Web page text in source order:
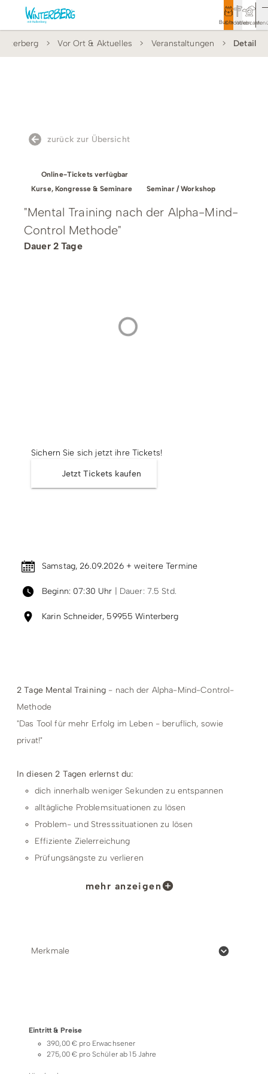
Buchen
Entdecken
Webcam
Tourismus Rathaus
Service & Kontakt
Veranstaltungen
Wandern
Vor Ort & Aktuelles Veranstaltungen Detail
zurück zur Übersicht
Online-Tickets verfügbar
Kurse, Kongresse & Seminare
Seminar / Workshop
"Mental Training nach der Alpha-Mind-
Control Methode"
Dauer 2 Tage
Sichern Sie sich jetzt ihre Tickets!
Jetzt Tickets kaufen
Samstag, 26.09.2026 + weitere Termine
Beginn: 07:30 Uhr | Dauer: 7.5 Std.
Karin Schneider, 59955 Winterberg
2 Tage Mental Training - nach der Alpha-Mind-Control-
Methode
"Das Tool für mehr Erfolg im Leben - beruflich, sowie
privat!"
In diesen 2 Tagen erlernst du:
dich innerhalb weniger Sekunden zu entspannen
alltägliche Problemsituationen zu lösen
Problem- und Stresssituationen zu lösen
Effiziente Zielerreichung
Prüfungsängste zu verlieren
dein Gedankenkarussell selbst zu stoppen
Legst du den Grundstein für mehr persönlichen
dein Potenzial & Ihre Fähigkeiten
deine Energie
deine Selbstheilungskräfte
mehr anzeigen
Merkmale
Eintritt & Preise
390,00 € pro Erwachsener
275,00 € pro Schüler ab 15 Jahre